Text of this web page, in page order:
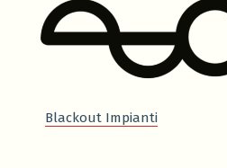
Blackout Impianti